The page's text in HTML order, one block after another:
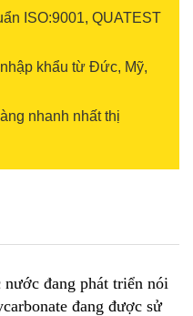
ISO:9001, QUATEST
khẩu từ Đức, Mỹ,
nhanh nhất thị
đang phát triển nói
đang được sử